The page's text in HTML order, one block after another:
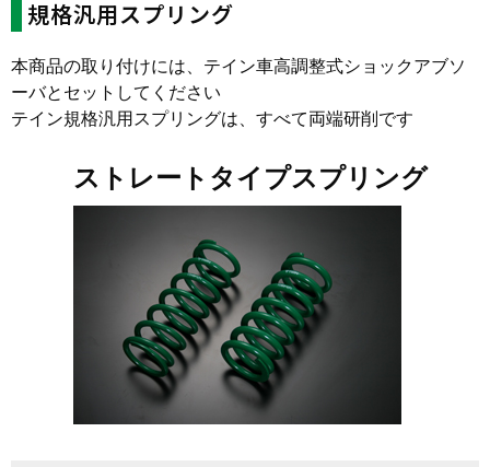
規格汎用スプリング
本商品の取り付けには、テイン車高調整式ショックアブソ
ーバとセットしてください
テイン規格汎用スプリングは、すべて両端研削です
ストレートタイプスプリング